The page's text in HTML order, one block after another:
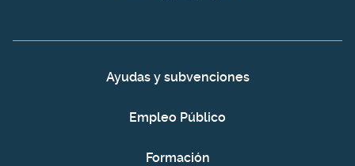
Ayudas y subvenciones
Empleo Público
Formación